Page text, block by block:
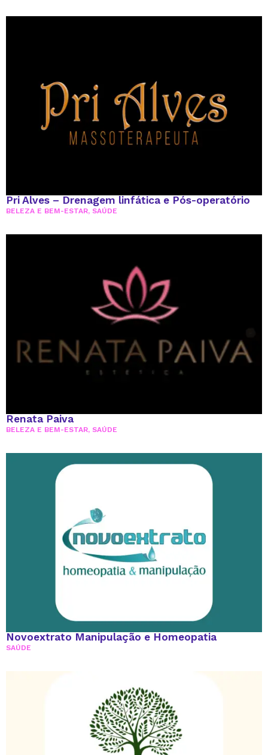
Pri Alves – Drenagem linfática e Pós-operatório
BELEZA E BEM-ESTAR, SAÚDE
Renata Paiva
BELEZA E BEM-ESTAR, SAÚDE
Novoextrato Manipulação e Homeopatia
SAÚDE